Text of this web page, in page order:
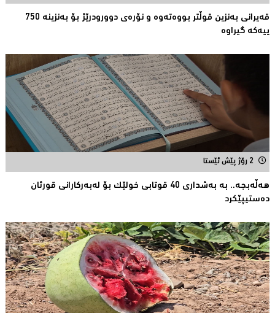
قەیرانى بەنزین قوڵتر بووەتەوە و نۆرەی دوورودرێژ بۆ بەنزینە 750
ییەکە گیراوە
2 رۆژ پێش ئێستا
هەڵەبجە.. بە بەشداری 40 قوتابی خولێک بۆ لەبەرکارانى قورئان
دەستیپێکرد